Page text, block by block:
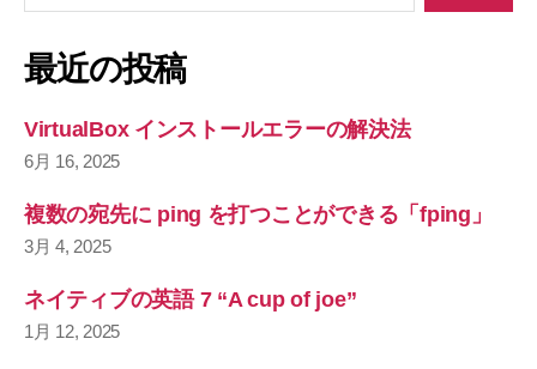
象
最近の投稿
VirtualBox インストールエラーの解決法
6月 16, 2025
複数の宛先に ping を打つことができる「fping」
3月 4, 2025
ネイティブの英語 7 “A cup of joe”
1月 12, 2025